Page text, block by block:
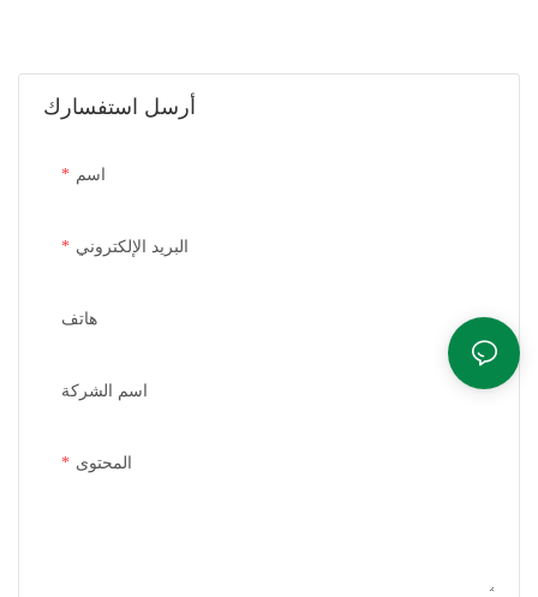
أرسل استفسارك
اسم
البريد الإلكتروني
هاتف
اسم الشركة
المحتوى